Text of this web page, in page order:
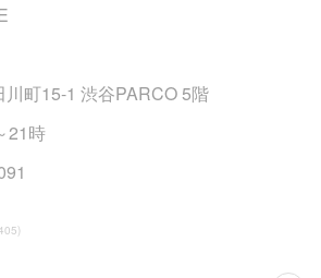
町15-1 渋谷PARCO 5階
21時
)